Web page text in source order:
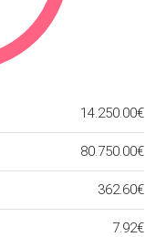
14.250.00€
80.750.00€
362.60€
7.92€